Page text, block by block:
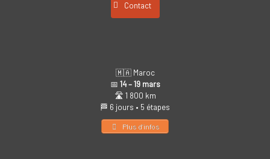
Contact
🇲🇦 Maroc
📅 14 – 19 mars
🛣️ 1 800 km
🏁 6 jours • 5 étapes
Plus d’infos